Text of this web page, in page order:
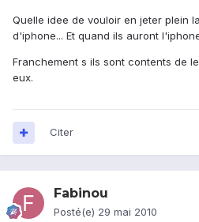
Quelle idee de vouloir en jeter plein
d'iphone... Et quand ils auront
Franchement s ils sont contents de
eux.
Citer
Fabinou
Posté(e) 29 mai 2010